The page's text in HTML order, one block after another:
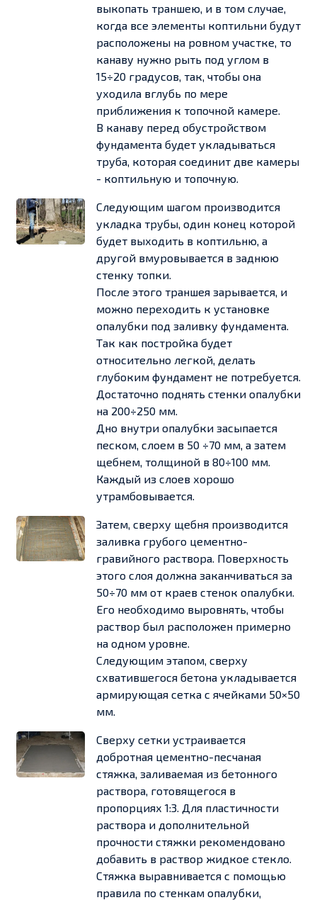
выкопать траншею, и в том случае,
когда все элементы коптильни будут
расположены на ровном участке, то
канаву нужно рыть под углом в
15÷20 градусов, так, чтобы она
уходила вглубь по мере
приближения к топочной камере.
В канаву перед обустройством
фундамента будет укладываться
труба, которая соединит две камеры
- коптильную и топочную.
Следующим шагом производится
укладка трубы, один конец которой
будет выходить в коптильню, а
другой вмуровывается в заднюю
стенку топки.
После этого траншея зарывается, и
можно переходить к установке
опалубки под заливку фундамента.
Так как постройка будет
относительно легкой, делать
глубоким фундамент не потребуется.
Достаточно поднять стенки опалубки
на 200÷250 мм.
Дно внутри опалубки засыпается
песком, слоем в 50 ÷70 мм, а затем
щебнем, толщиной в 80÷100 мм.
Каждый из слоев хорошо
утрамбовывается.
Затем, сверху щебня производится
заливка грубого цементно-
гравийного раствора. Поверхность
этого слоя должна заканчиваться за
50÷70 мм от краев стенок опалубки.
Его необходимо выровнять, чтобы
раствор был расположен примерно
на одном уровне.
Следующим этапом, сверху
схватившегося бетона укладывается
армирующая сетка с ячейками 50×50
мм.
Сверху сетки устраивается
добротная цементно-песчаная
стяжка, заливаемая из бетонного
раствора, готовящегося в
пропорциях 1:3. Для пластичности
раствора и дополнительной
прочности стяжки рекомендовано
добавить в раствор жидкое стекло.
Стяжка выравнивается с помощью
правила по стенкам опалубки,